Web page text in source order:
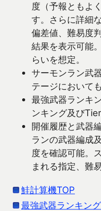
度（予報ともよ
す。さらに詳細
偏差値、難易度
結果を表示可能
らいを想定。
サーモンラン武
テージにおいて
最強武器ランキ
ンキング及びTier
開催履歴と武器
ランの武器編成
度を確認可能。
まれる指定、難
鮭計算機TOP
最強武器ランキン